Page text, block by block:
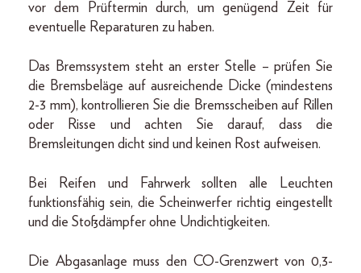
vor dem Prüftermin durch, um genügend Zeit für
eventuelle Reparaturen zu haben.
Das Bremssystem steht an erster Stelle – prüfen Sie
die Bremsbeläge auf ausreichende Dicke (mindestens
2-3 mm), kontrollieren Sie die Bremsscheiben auf Rillen
oder Risse und achten Sie darauf, dass die
Bremsleitungen dicht sind und keinen Rost aufweisen.
Bei Reifen und Fahrwerk sollten alle Leuchten
funktionsfähig sein, die Scheinwerfer richtig eingestellt
und die Stoßdämpfer ohne Undichtigkeiten.
Die Abgasanlage muss den CO-Grenzwert von 0,3-